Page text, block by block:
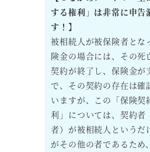
する権利」は非常に申告
す！】
被相続人が被保険者とな
険金の場合には、その死
契約が終了し、保険金が
で、その契約の存在は確
いますが、この「保険契
利」については、契約者
者）が被相続人というだ
がその他の者であるため